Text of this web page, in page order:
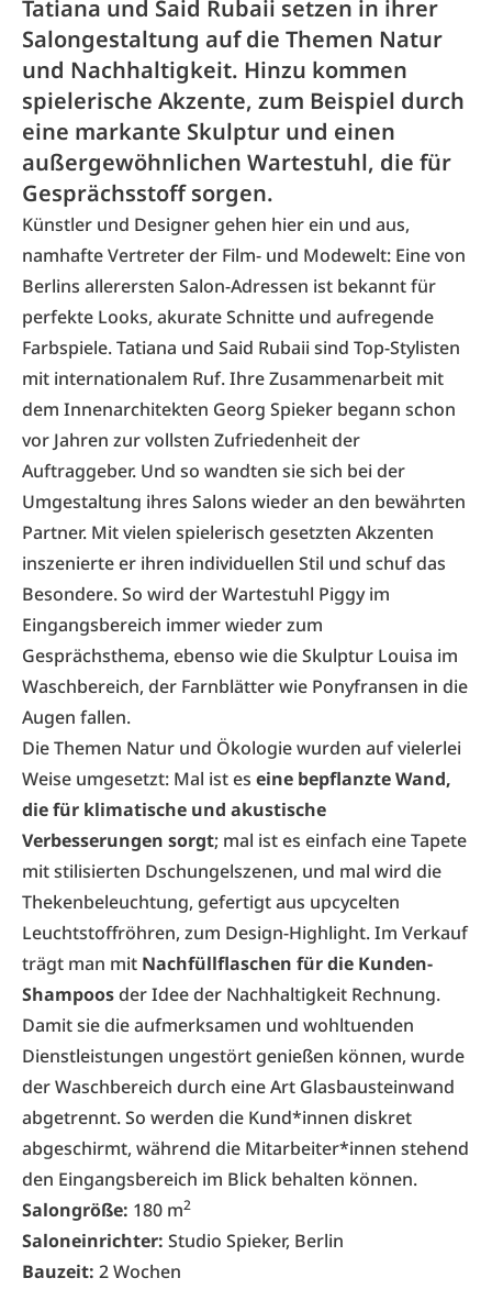
Tatiana und Said Rubaii setzen in ihrer
Salongestaltung auf die Themen Natur
und Nachhaltigkeit. Hinzu kommen
spielerische Akzente, zum Beispiel durch
eine markante Skulptur und einen
außergewöhnlichen Wartestuhl, die für
Gesprächsstoff sorgen.
Künstler und Designer gehen hier ein und aus,
namhafte Vertreter der Film- und Modewelt: Eine von
Berlins allerersten Salon-Adressen ist bekannt für
perfekte Looks, akurate Schnitte und aufregende
Farbspiele. Tatiana und Said Rubaii sind Top-Stylisten
mit internationalem Ruf. Ihre Zusammenarbeit mit
dem Innenarchitekten Georg Spieker begann schon
vor Jahren zur vollsten Zufriedenheit der
Auftraggeber. Und so wandten sie sich bei der
Umgestaltung ihres Salons wieder an den bewährten
Partner. Mit vielen spielerisch gesetzten Akzenten
inszenierte er ihren individuellen Stil und schuf das
Besondere. So wird der Wartestuhl Piggy im
Eingangsbereich immer wieder zum
Gesprächsthema, ebenso wie die Skulptur Louisa im
Waschbereich, der Farnblätter wie Ponyfransen in die
Augen fallen.
Die Themen Natur und Ökologie wurden auf vielerlei
Weise umgesetzt: Mal ist es eine bepflanzte Wand,
die für klimatische und akustische
Verbesserungen sorgt; mal ist es einfach eine Tapete
mit stilisierten Dschungelszenen, und mal wird die
Thekenbeleuchtung, gefertigt aus upcycelten
Leuchtstoffröhren, zum Design-Highlight. Im Verkauf
trägt man mit Nachfüllflaschen für die Kunden-
Shampoosder Idee der Nachhaltigkeit Rechnung.
Damit sie die aufmerksamen und wohltuenden
Dienstleistungen ungestört genießen können, wurde
der Waschbereich durch eine Art Glasbausteinwand
abgetrennt. So werden die Kund*innen diskret
abgeschirmt, während die Mitarbeiter*innen stehend
den Eingangsbereich im Blick behalten können.
Salongröße: 180 m2
Saloneinrichter: Studio Spieker, Berlin
Bauzeit: 2 Wochen